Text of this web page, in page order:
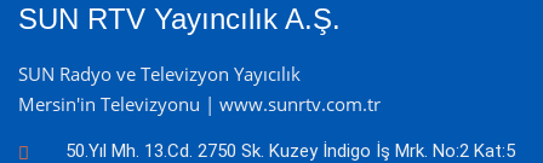
SUN RTV Yayıncılık A.Ş.
SUN Radyo ve Televizyon Yayıcılık
Mersin'in Televizyonu | www.sunrtv.com.tr
50.Yıl Mh. 13.Cd. 2750 Sk. Kuzey İndigo İş Mrk. No:2 Kat:5